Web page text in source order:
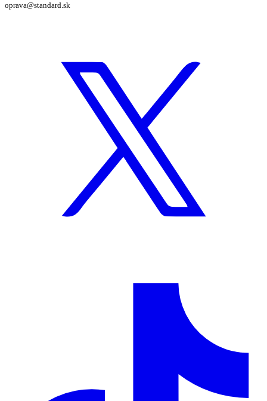
oprava@standard.sk